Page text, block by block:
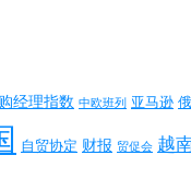
经理指数 中欧班列 亚马逊
自贸协定 财报 贸促会 越